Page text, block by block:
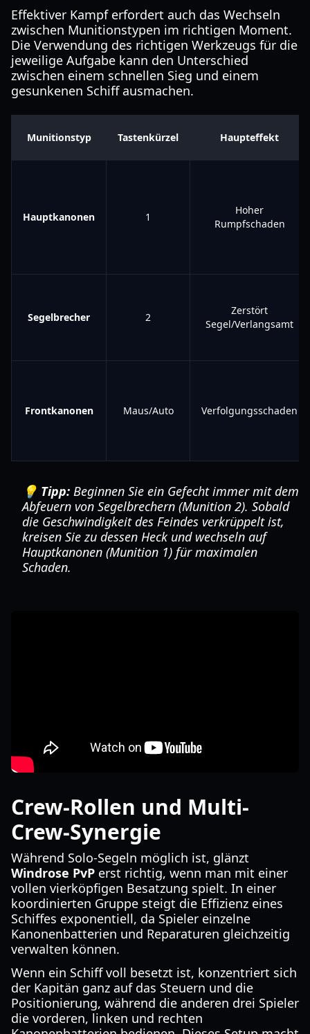
Effektiver Kampf erfordert auch das Wechseln
zwischen Munitionstypen im richtigen Moment.
Die Verwendung des richtigen Werkzeugs für die
jeweilige Aufgabe kann den Unterschied
zwischen einem schnellen Sieg und einem
gesunkenen Schiff ausmachen.
Munitionstyp Tastenkürzel Haupteffekt
Hauptkanonen 1
Hoher
Rumpfschaden
Segelbrecher 2
Zerstört
Segel/Verlangsamt
Frontkanonen Maus/Auto Verfolgungsschaden
💡 Tipp: Beginnen Sie ein Gefecht immer mit dem
Abfeuern von Segelbrechern (Munition 2). Sobald
die Geschwindigkeit des Feindes verkrüppelt ist,
kreisen Sie zu dessen Heck und wechseln auf
Hauptkanonen (Munition 1) für maximalen
Schaden.
Crew-Rollen und Multi-
Crew-Synergie
Während Solo-Segeln möglich ist, glänzt
Windrose PvP erst richtig, wenn man mit einer
vollen vierköpfigen Besatzung spielt. In einer
koordinierten Gruppe steigt die Effizienz eines
Schiffes exponentiell, da Spieler einzelne
Kanonenbatterien und Reparaturen gleichzeitig
verwalten können.
Wenn ein Schiff voll besetzt ist, konzentriert sich
der Kapitän ganz auf das Steuern und die
Positionierung, während die anderen drei Spieler
die vorderen, linken und rechten